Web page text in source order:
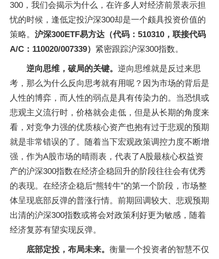
300，我们会揭示为什么，在许多人对经济前景表示担
忧的时候，逢低定投沪深300却是一个颇具投资价值的
策略。 沪深300ETF易方达（代码：510310，联接代码
A/C：110020/007339） 紧密跟踪沪深300指数。
逆向思维，破局的关键。 逆向思维就是反过来思
考，那么为什么反向思考就有用呢？因为市场的背后是
人性的博弈，而人性的弱点是具有传染力的。当恐惧或
悲观主义流行时，价格就会走低，但是从长期的角度来
看，对竞争力强的优质核心资产也抱有过于悲观的预期
就是非常错误的了。随着当下宏观政策调控力度不断增
强，作为A股市场的晴雨表，代表了A股最核心权益资
产的沪深300指数在经济企稳回升的阶段往往会有优秀
的表现。在经济企稳后“熊转牛”的第一个阶段，市场整
体呈现底部反弹的普涨行情。前期回调较大、悲观预期
出清的沪深300指数或将会对政策利好更为敏感，随着
经济复苏有望实现反弹。
底部定投，布局未来。 衡量一个投资者的智慧不仅